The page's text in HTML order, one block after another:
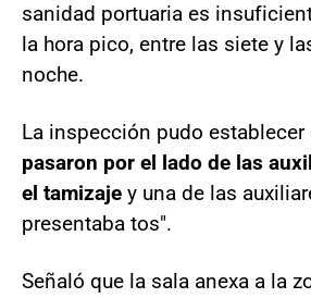
sanidad portuaria es
la hora pico, entre las siete y
noche.
La inspección pudo establecer
pasaron por el lado de las
el tamizaje y una de las
presentaba tos".
Señaló que la sala anexa a la